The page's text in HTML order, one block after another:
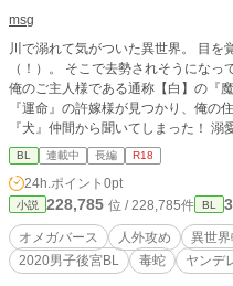
msg
川で溺れて気がついた異世界。 目を
（！）。 そこで去勢されそうにな
俺のご主人様である通称【白】の『
『運命』の許嫁様が見つかり、俺の
『犬』仲間から聞いてしまった！
ら、俺は随分甘やかされてきた。 「どないしよ！こないな異世界で捨てられた
ら、マジに生きてかれへん！」 召喚された『勇者』は『魔王』様に永久就職出
来るのか？！ *現代日本とよく似た異世界が舞台のオメガバースです(一章はほぼ
その要素がありませんが)。 年下(？)外見ショタ人外α✕年上ダメ人間β(若干調教
済み)です。 受けは京言葉のちょっ
蛇』です。 *近親と少しカニバリズム的な表現があります。 コメディ、たまにシ
リアスです。 連載中の他作品のスピンオフですが単品でも読めます。 他サイト
BL 連載中 長編 R18
24h.ポイント 0pt
小説 228,785 位 / 228,785件 BL
オメガバース 人外攻め 異世
2020男子後宮BL
毒蛇 ヤンデ